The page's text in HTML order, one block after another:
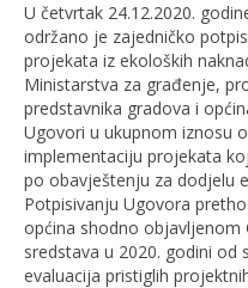
U četvrtak 24.12.2020.
održano je zajedničko
projekata iz ekoloških
Ministarstva za građenje,
predstavnika gradova i
Ugovori u ukupnom iznosu
implementaciju projekata
po obavještenju za dodjelu
Potpisivanju Ugovora
općina shodno objavljenom
sredstava u 2020. godini
evaluacija pristiglih